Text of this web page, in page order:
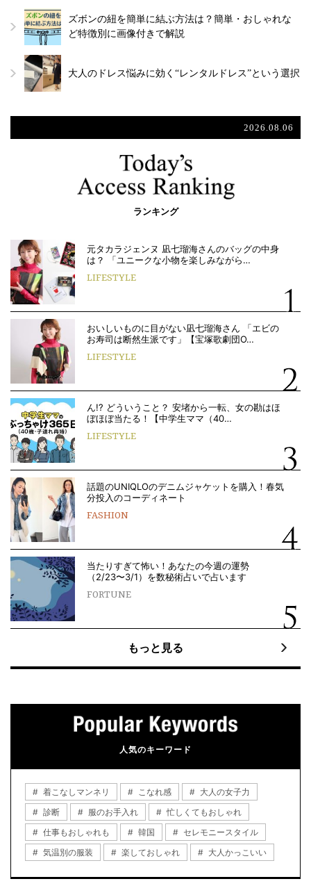
ズボンの紐を簡単に結ぶ方法は？簡単・おしゃれな
ど特徴別に画像付きで解説
大人のドレス悩みに効く“レンタルドレス”という選択
2026.08.06
ランキング
元タカラジェンヌ 凪七瑠海さんのバッグの中身
は？ 「ユニークな小物を楽しみながら…
LIFESTYLE
おいしいものに目がない凪七瑠海さん 「エビの
お寿司は断然生派です」【宝塚歌劇団O…
LIFESTYLE
ん!? どういうこと？ 安堵から一転、女の勘はほ
ぼほぼ当たる！【中学生ママ（40…
LIFESTYLE
話題のUNIQLOのデニムジャケットを購入！春気
分投入のコーディネート
FASHION
当たりすぎて怖い！あなたの今週の運勢
（2/23〜3/1）を数秘術占いで占います
FORTUNE
もっと見る
人気のキーワード
着こなしマンネリ こなれ感
大人の女子力
診断
服のお手入れ
忙しくてもおしゃれ
仕事もおしゃれも
韓国
セレモニースタイル
気温別の服装
楽しておしゃれ 大人かっこいい